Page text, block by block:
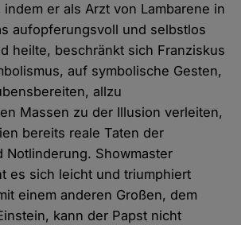
er als Arzt von Lambarene in
aufopferungsvoll und selbstlos
heilte, beschränkt sich Franziskus
auf symbolische Gesten,
allzu
Massen zu der Illusion verleiten,
bereits reale Taten der
Notlinderung. Showmaster
es sich leicht und triumphiert
einem anderen Großen, dem
kann der Papst nicht